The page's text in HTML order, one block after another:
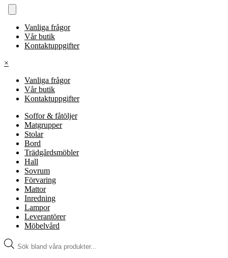
Vanliga frågor
Vår butik
Kontaktuppgifter
×
Vanliga frågor
Vår butik
Kontaktuppgifter
Soffor & fåtöljer
Matgrupper
Stolar
Bord
Trädgårdsmöbler
Hall
Sovrum
Förvaring
Mattor
Inredning
Lampor
Leverantörer
Möbelvård
Produktsökning